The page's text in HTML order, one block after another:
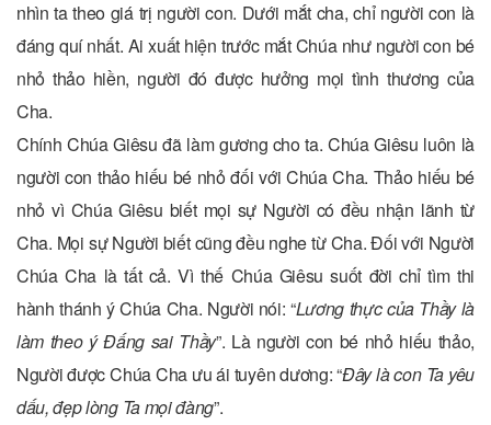
nhìn ta theo giá trị người con. Dưới mắt cha, chỉ người con là
đáng quí nhất. Ai xuất hiện trước mắt Chúa như người con bé
nhỏ thảo hiền, người đó được hưởng mọi tình thương của
Cha.
Chính Chúa Giêsu đã làm gương cho ta. Chúa Giêsu luôn là
người con thảo hiếu bé nhỏ đối với Chúa Cha. Thảo hiếu bé
nhỏ vì Chúa Giêsu biết mọi sự Người có đều nhận lãnh từ
Cha. Mọi sự Người biết cũng đều nghe từ Cha. Đối với Người
Chúa Cha là tất cả. Vì thế Chúa Giêsu suốt đời chỉ tìm thi
hành thánh ý Chúa Cha. Người nói: “Lương thực của Thầy là
làm theo ý Đấng sai Thầy”. Là người con bé nhỏ hiếu thảo,
Người được Chúa Cha ưu ái tuyên dương: “Đây là con Ta yêu
dấu, đẹp lòng Ta mọi đàng”.